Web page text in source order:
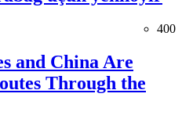
400
and China Are
Through the